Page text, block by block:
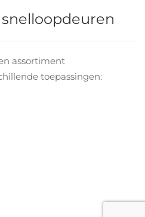
assortiment
toepassingen: